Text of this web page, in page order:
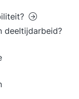
deeltijdarbeid?